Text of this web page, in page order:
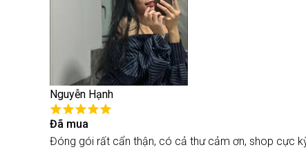
Nguyễn Hạnh
Đã mua
Đóng gói rất cẩn thận, có cả thư cảm ơn, shop cực